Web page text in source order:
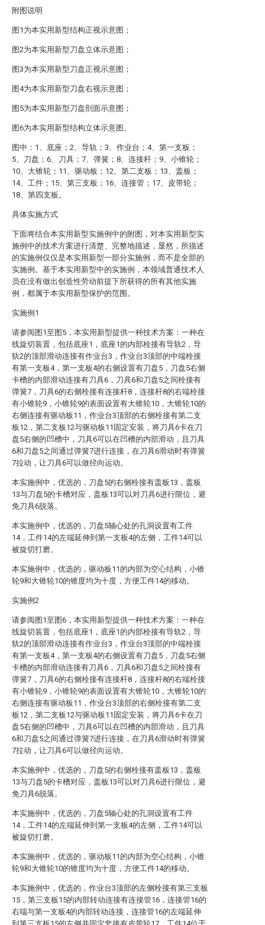
附图说明
图1为本实用新型结构正视示意图；
图2为本实用新型刀盘立体示意图；
图3为本实用新型刀盘正视示意图；
图4为本实用新型刀盘右视示意图；
图5为本实用新型刀盘剖面示意图；
图6为本实用新型结构立体示意图。
图中：1、底座；2、导轨；3、作业台；4、第一支板；
5、刀盘；6、刀具；7、弹簧；8、连接杆；9、小锥轮；
10、大锥轮；11、驱动板；12、第二支板；13、盖板；
14、工件；15、第三支板；16、连接管；17、皮带轮；
18、第四支板。
具体实施方式
下面将结合本实用新型实施例中的附图，对本实用新型实
施例中的技术方案进行清楚、完整地描述，显然，所描述
的实施例仅仅是本实用新型一部分实施例，而不是全部的
实施例。基于本实用新型中的实施例，本领域普通技术人
员在没有做出创造性劳动前提下所获得的所有其他实施
例，都属于本实用新型保护的范围。
实施例1
请参阅图1至图5，本实用新型提供一种技术方案：一种在
线旋切装置，包括底座1，底座1的内部栓接有导轨2，导
轨2的顶部滑动连接有作业台3，作业台3顶部的中端栓接
有第一支板4，第一支板4的右侧设置有刀盘5，刀盘5右侧
卡槽的内部滑动连接有刀具6，刀具6和刀盘5之间栓接有
弹簧7，刀具6的右侧栓接有连接杆8，连接杆8的右端栓接
有小锥轮9，小锥轮9的表面设置有大锥轮10，大锥轮10的
右侧连接有驱动板11，作业台3顶部的右侧栓接有第二支
板12，第二支板12与驱动板11固定安装，将刀具6卡在刀
盘5右侧的凹槽中，刀具6可以在凹槽的内部滑动，且刀具
6和刀盘5之间通过弹簧7进行连接，在刀具6滑动时有弹簧
7拉动，让刀具6可以做径向运动。
本实施例中，优选的，刀盘5的右侧栓接有盖板13，盖板
13与刀盘5的卡槽对应，盖板13可以对刀具6进行限位，避
免刀具6脱落。
本实施例中，优选的，刀盘5轴心处的孔洞设置有工件
14，工件14的左端延伸到第一支板4的左侧，工件14可以
被旋切打磨。
本实施例中，优选的，驱动板11的内部为空心结构，小锥
轮9和大锥轮10的锥度均为十度，方便工件14的移动。
实施例2
请参阅图1至图6，本实用新型提供一种技术方案：一种在
线旋切装置，包括底座1，底座1的内部栓接有导轨2，导
轨2的顶部滑动连接有作业台3，作业台3顶部的中端栓接
有第一支板4，第一支板4的右侧设置有刀盘5，刀盘5右侧
卡槽的内部滑动连接有刀具6，刀具6和刀盘5之间栓接有
弹簧7，刀具6的右侧栓接有连接杆8，连接杆8的右端栓接
有小锥轮9，小锥轮9的表面设置有大锥轮10，大锥轮10的
右侧连接有驱动板11，作业台3顶部的右侧栓接有第二支
板12，第二支板12与驱动板11固定安装，将刀具6卡在刀
盘5右侧的凹槽中，刀具6可以在凹槽的内部滑动，且刀具
6和刀盘5之间通过弹簧7进行连接，在刀具6滑动时有弹簧
7拉动，让刀具6可以做径向运动。
本实施例中，优选的，刀盘5的右侧栓接有盖板13，盖板
13与刀盘5的卡槽对应，盖板13可以对刀具6进行限位，避
免刀具6脱落。
本实施例中，优选的，刀盘5轴心处的孔洞设置有工件
14，工件14的左端延伸到第一支板4的左侧，工件14可以
被旋切打磨。
本实施例中，优选的，驱动板11的内部为空心结构，小锥
轮9和大锥轮10的锥度均为十度，方便工件14的移动。
本实施例中，优选的，作业台3顶部的左侧栓接有第三支板
15，第三支板15的内部转动连接有连接管16，连接管16的
右端与第一支板4的内部转动连接，连接管16的左端延伸